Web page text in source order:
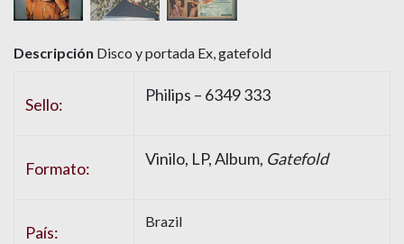
Descripción Disco y portada Ex, gatefold
Sello: Philips – 6349 333
Formato: Vinilo, LP, Album, Gatefold
País:
Brazil